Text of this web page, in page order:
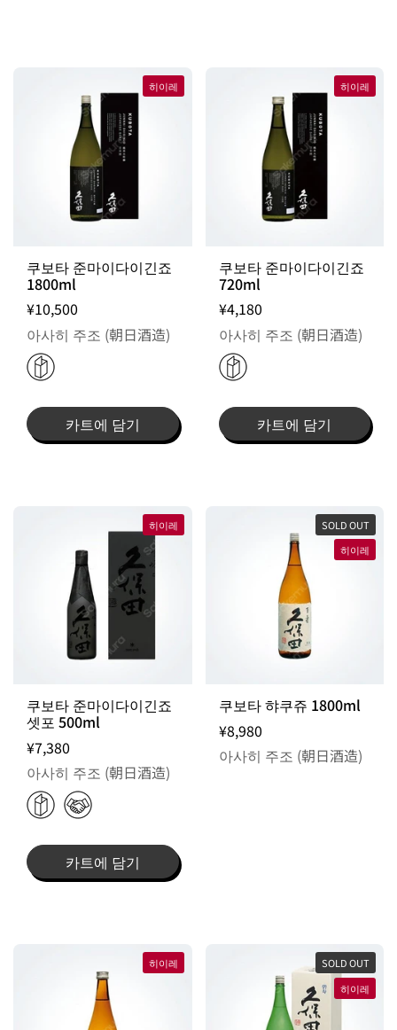
쿠보타 준마이다이긴죠
1800ml
¥10,500
아사히 주조 (朝日酒造)
카트에 담기
히이레
쿠보타 준마이다이긴죠
720ml
¥4,180
아사히 주조 (朝日酒造)
카트에 담기
히이레
쿠보타 준마이다이긴죠
셋포 500ml
¥7,380
아사히 주조 (朝日酒造)
카트에 담기
히이레
쿠보타 햐쿠쥬 1800ml
¥8,980
아사히 주조 (朝日酒造)
SOLD OUT
히이레
히이레
SOLD OUT
히이레